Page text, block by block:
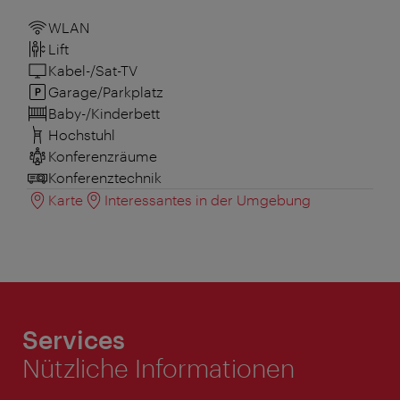
WLAN
Lift
Kabel-/Sat-TV
Garage/Parkplatz
Baby-/Kinderbett
Hochstuhl
Konferenzräume
Konferenztechnik
Karte
Interessantes in der Umgebung
Services
Nützliche Informationen